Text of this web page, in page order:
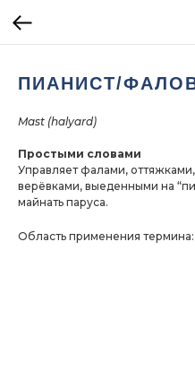
ПИАНИСТ/
Mast (halyard)
Простыми словами
Управляет фалами,
верёвками, выеденными на
майнать паруса.
Область применения